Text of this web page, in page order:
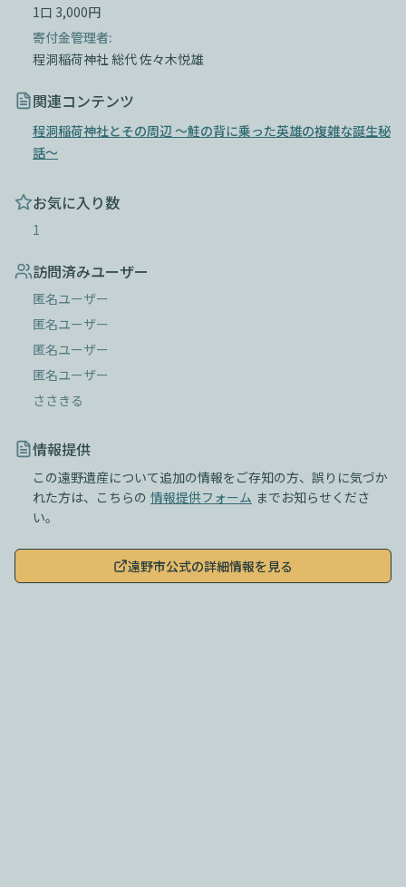
1口 3,000円
寄付金管理者:
程洞稲荷神社 総代 佐々木悦雄
関連コンテンツ
程洞稲荷神社とその周辺 〜鮭の背に乗った英雄の複雑な誕生秘
話〜
お気に入り数
1
訪問済みユーザー
匿名ユーザー
匿名ユーザー
匿名ユーザー
匿名ユーザー
ささきる
情報提供
この遠野遺産について追加の情報をご存知の方、誤りに気づか
れた方は、こちらの 情報提供フォーム までお知らせくださ
い。
遠野市公式の詳細情報を見る